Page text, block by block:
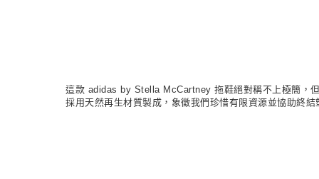
這款 adidas by Stella McCartney 拖鞋絕對稱不上極簡，
採用天然再生材質製成，象徵我們珍惜有限資源並協助終結